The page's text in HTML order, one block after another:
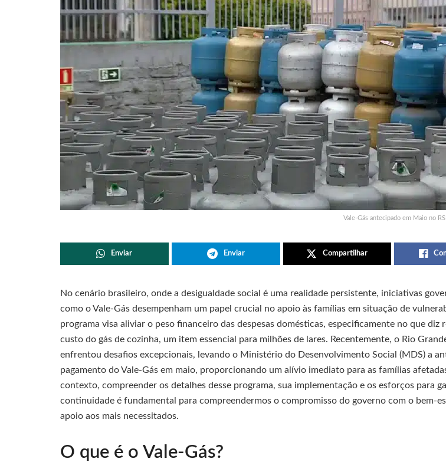
Vale-Gás antecipado em Maio no
Enviar Enviar Compartilhar
No cenário brasileiro, onde a desigualdade social é uma realidade persistente, iniciativas
como o Vale-Gás desempenham um papel crucial no apoio às famílias em situação de
programa visa aliviar o peso financeiro das despesas domésticas, especificamente no que diz
custo do gás de cozinha, um item essencial para milhões de lares. Recentemente, o Rio
enfrentou desafios excepcionais, levando o Ministério do Desenvolvimento Social (MDS) a
pagamento do Vale-Gás em maio, proporcionando um alívio imediato para as famílias
contexto, compreender os detalhes desse programa, sua implementação e os esforços para
continuidade é fundamental para compreendermos o compromisso do governo com o bem-
apoio aos mais necessitados.
O que é o Vale-Gás?